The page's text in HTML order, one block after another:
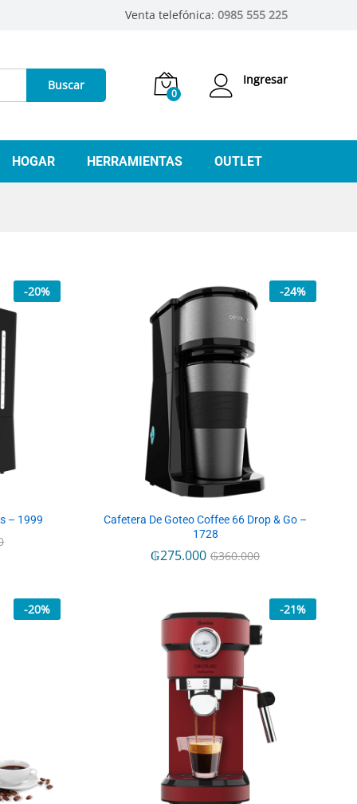
Venta telefónica: 0985 555 225
Buscar
0
Ingresar
HOGAR HERRAMIENTAS OUTLET
-20%
– 1999
-24%
Cafetera De Goteo Coffee 66 Drop & Go –
1728
₲275.000 ₲360.000
₲275.000 ₲360.000
-20% -21%